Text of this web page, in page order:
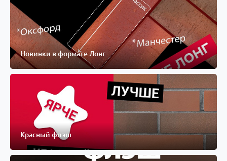
Новинки в формате Лонг
Красный флэш